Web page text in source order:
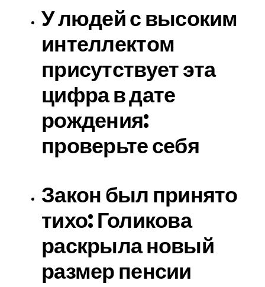
У людей с высоким
интеллектом
присутствует эта
цифра в дате
рождения:
проверьте себя
Закон был принято
тихо: Голикова
раскрыла новый
размер пенсии